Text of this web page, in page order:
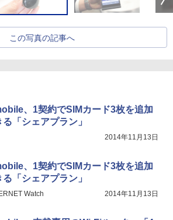
この写真の記事へ
、1契約でSIMカード3枚を追加
る「シェアプラン」
2014年11月13日
、1契約でSIMカード3枚を追加
る「シェアプラン」
Watch 2014年11月13日